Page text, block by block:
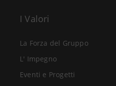
I Valori
La Forza del Gruppo
L' Impegno
Eventi e Progetti